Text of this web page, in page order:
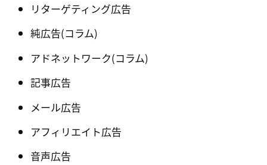
リターゲティング広告
純広告(コラム)
アドネットワーク(コラム)
記事広告
メール広告
アフィリエイト広告
音声広告